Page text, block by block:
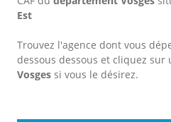
Est
Trouvez l'agence dont vous
dessous dessous et cliquez sur
Vosges si vous le désirez.